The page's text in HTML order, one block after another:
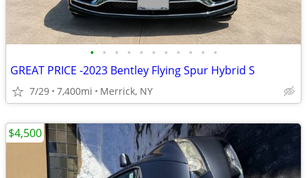
• • • • • • • • • • •
GREAT PRICE -2023 Bentley Flying Spur Hybrid S
7/29 7,400mi Merrick, NY
$4,500